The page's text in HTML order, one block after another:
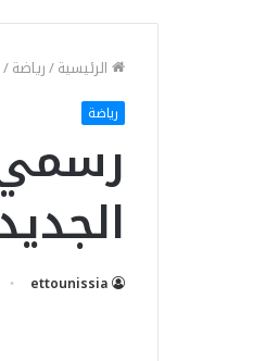
الرئيسية/رياضة/
رياضة
ettounissia